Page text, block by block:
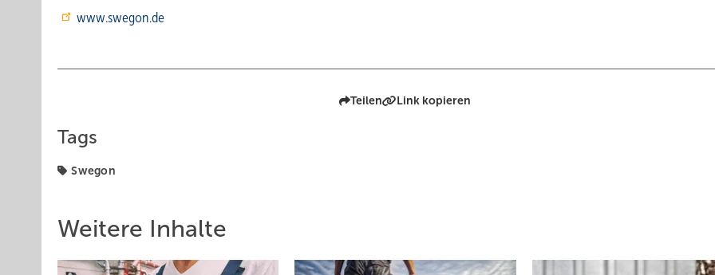
www.swegon.de
Teilen Link kopieren
Tags
Swegon
Weitere Inhalte